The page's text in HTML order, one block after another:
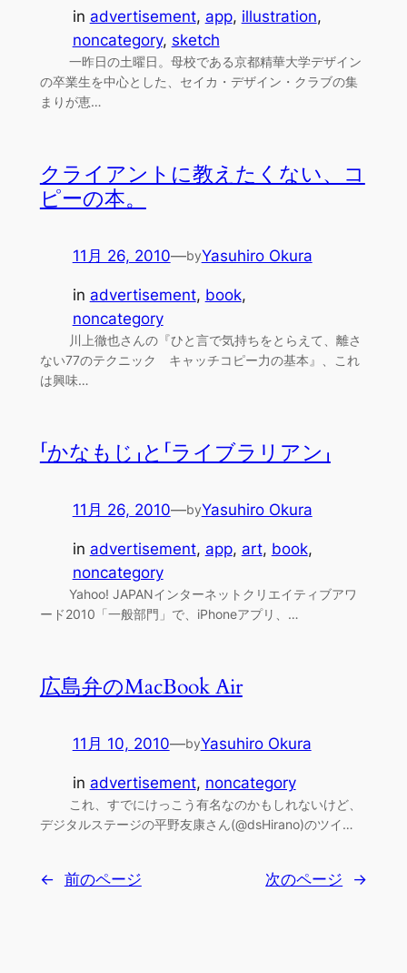
in advertisement, app, illustration
noncategory, sketch
一昨日の土曜日。母校である京都精華大学デザイン
の卒業生を中心とした、セイカ・デザイン・クラブの集
まりが恵…
クライアントに教えたくない、コ
ピーの本。
11月 26, 2010—byYasuhiro Okura
in advertisement, book
noncategory
川上徹也さんの『ひと言で気持ちをとらえて、離さ
ない77のテクニック キャッチコピー力の基本』、これ
は興味…
「かなもじ」と「ライブラリアン」
11月 26, 2010—byYasuhiro Okura
in advertisement, app, art, book
noncategory
Yahoo! JAPANインターネットクリエイティブアワ
ード2010「一般部門」で、iPhoneアプリ、…
広島弁のMacBook Air
11月 10, 2010—byYasuhiro Okura
in advertisement, noncategory
これ、すでにけっこう有名なのかもしれないけど、
デジタルステージの平野友康さん(@dsHirano)のツイ…
← 前のページ 次のページ →